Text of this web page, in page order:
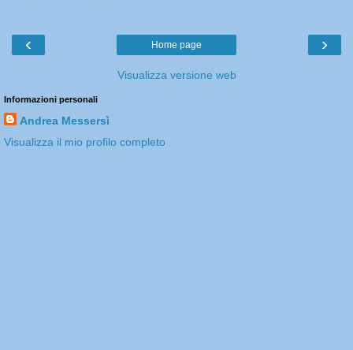
‹ ›
Home page
Visualizza versione web
Informazioni personali
Andrea Messersì
Visualizza il mio profilo completo